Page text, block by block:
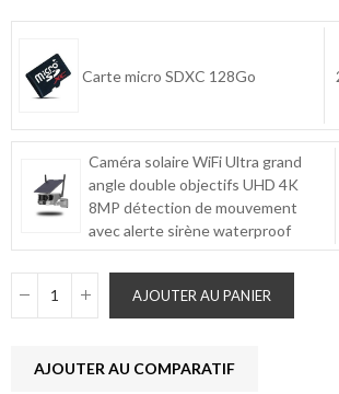
Carte micro SDXC 128Go
Caméra solaire WiFi Ultra grand
angle double objectifs UHD 4K
8MP détection de mouvement
avec alerte sirène waterproof
AJOUTER AU PANIER
AJOUTER AU COMPARATIF